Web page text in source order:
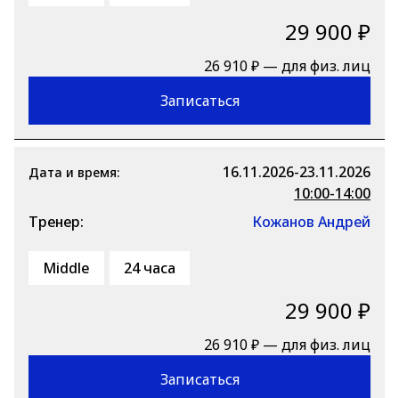
29 900 ₽
26 910 ₽ — для физ. лиц
Записаться
Дата и время:
16.11.2026-23.11.2026
10:00-14:00
Тренер:
Кожанов Андрей
Middle 24 часа
29 900 ₽
26 910 ₽ — для физ. лиц
Записаться